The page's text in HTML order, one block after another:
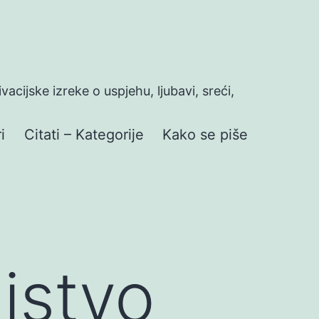
izreke o uspjehu, ljubavi, sreći,
Citati – Kategorije Kako se piše